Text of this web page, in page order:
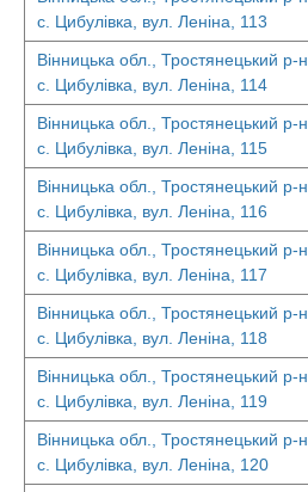
с. Цибулівка, вул. Леніна, 113
Вінницька обл., Тростянецький р-н,
с. Цибулівка, вул. Леніна, 114
Вінницька обл., Тростянецький р-н,
с. Цибулівка, вул. Леніна, 115
Вінницька обл., Тростянецький р-н,
с. Цибулівка, вул. Леніна, 116
Вінницька обл., Тростянецький р-н,
с. Цибулівка, вул. Леніна, 117
Вінницька обл., Тростянецький р-н,
с. Цибулівка, вул. Леніна, 118
Вінницька обл., Тростянецький р-н,
с. Цибулівка, вул. Леніна, 119
Вінницька обл., Тростянецький р-н,
с. Цибулівка, вул. Леніна, 120